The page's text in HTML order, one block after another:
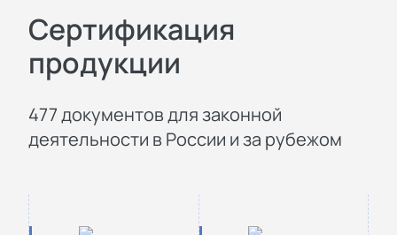
Сертификация
продукции
477 документов для законной
деятельности в России и за рубежом